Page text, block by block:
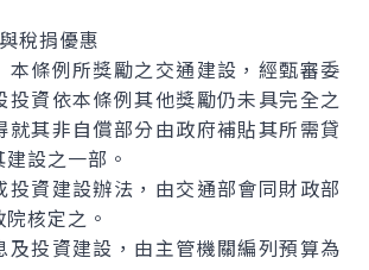
稅捐優惠
例所獎勵之交通建設，經甄審委
投資依本條例其他獎勵仍未具完全之
就其非自償部分由政府補貼其所需貸
設之一部。
投資建設辦法，由交通部會同財政部
核定之。
及投資建設，由主管機關編列預算為